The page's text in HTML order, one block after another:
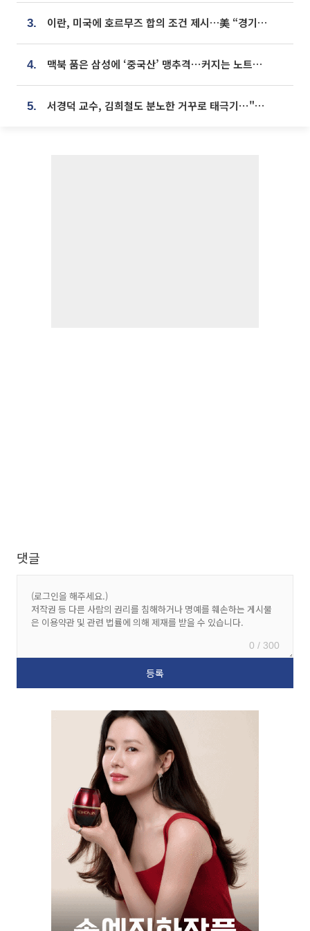
3. 이란, 미국에 호르무즈 합의 조건 제시…美 “경기 아직 안 끝나” [종합]
4. 맥북 품은 삼성에 ‘중국산’ 맹추격⋯커지는 노트북 OLED 시장
5. 서경덕 교수, 김희철도 분노한 거꾸로 태극기⋯"엉터리는 아냐, 아쉬울 뿐"
댓글
0 / 300